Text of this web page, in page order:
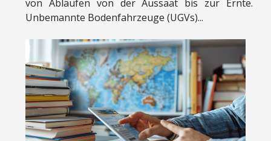
von Abläufen von der Aussaat bis zur Ernte.
Unbemannte Bodenfahrzeuge (UGVs)...